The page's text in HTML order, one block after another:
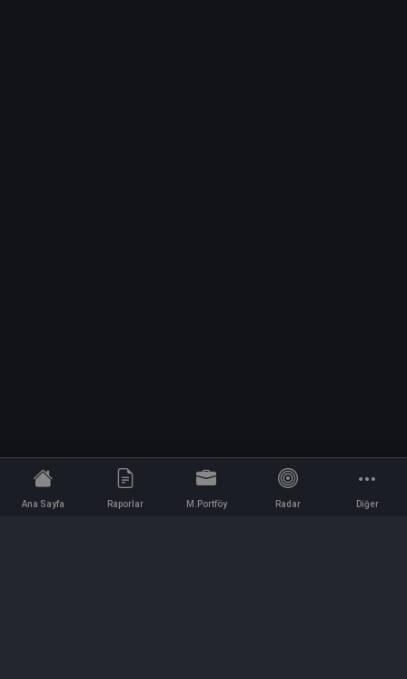
Ana Sayfa Raporlar M.Portföy Radar Diğer